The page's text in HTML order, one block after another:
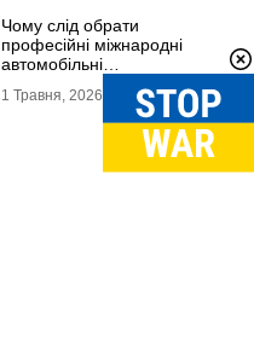
Чому слід обрати
професійні міжнародні
автомобільні
1 Травня, 2026